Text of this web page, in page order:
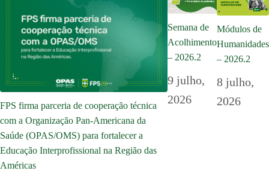
FPS firma parceria de cooperação técnica
com a Organização Pan-Americana da
Saúde (OPAS/OMS) para fortalecer a
Educação Interprofissional na Região das
Américas
Semana de
Acolhimento
– 2026.2
9 julho,
2026
Módulos de
Humanidades
– 2026.2
8 julho,
2026